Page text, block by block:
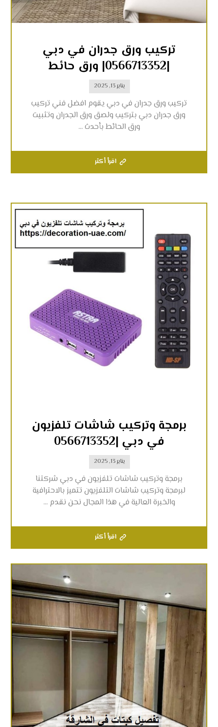
تركيب ورق جدران في دبي
|0566713352| ورق حائط
يناير 13, 2025
تركيب ورق جدران في دبي يقوم افضل فني تركيب
ورق جدران دبي بتركيب ولصق ورق الجدران وتثبيت
ورق الحائط بأحدث ...
اقرأ أكثر
برمجة وتركيب شاشات تلفزيون
في دبي |0566713352
يناير 13, 2025
برمجة وتركيب شاشات تلفزيون في دبي شركتنا
لبرمجة وتركيب شاشات التلفزيون تتميز بالاحترافية
والخبرة العالية في هذا المجال نحن نقدم ...
اقرأ أكثر